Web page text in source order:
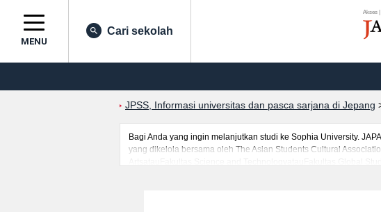
Akses
MENU
Cari sekolah
JPSS, Informasi universitas dan pasca sarjana di Jepang
Bagi Anda yang ingin melanjutkan studi ke Sophia University.
yang dikelola bersama oleh The Asian Students Cultural
ArtsatauFakultas Science and TechnologyatauFakultas Global